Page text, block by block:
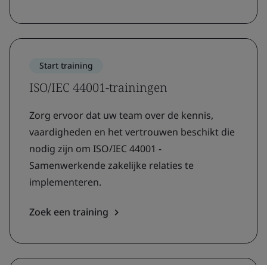
Start training
ISO/IEC 44001-trainingen
Zorg ervoor dat uw team over de kennis,
vaardigheden en het vertrouwen beschikt die
nodig zijn om ISO/IEC 44001 -
Samenwerkende zakelijke relaties te
implementeren.
Zoek een training